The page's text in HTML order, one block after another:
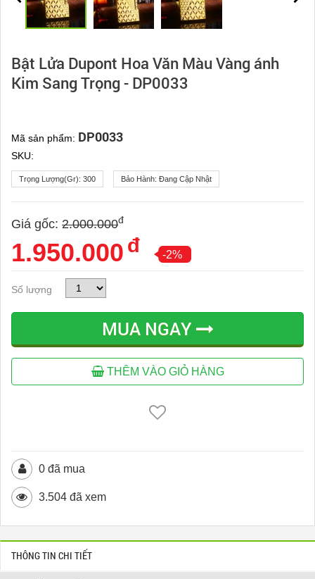
Bật Lửa Dupont Hoa Văn Màu Vàng ánh
Kim Sang Trọng - DP0033
Mã sản phẩm: DP0033
SKU:
Trọng Lượng(gr): 300 Bảo Hành: Đang Cập Nhật
Giá gốc: 2.000.000đ
1.950.000 đ -2%
Số lượng
MUA NGAY
THÊM VÀO GIỎ HÀNG
0 đã mua
3.504 đã xem
THÔNG TIN CHI TIẾT